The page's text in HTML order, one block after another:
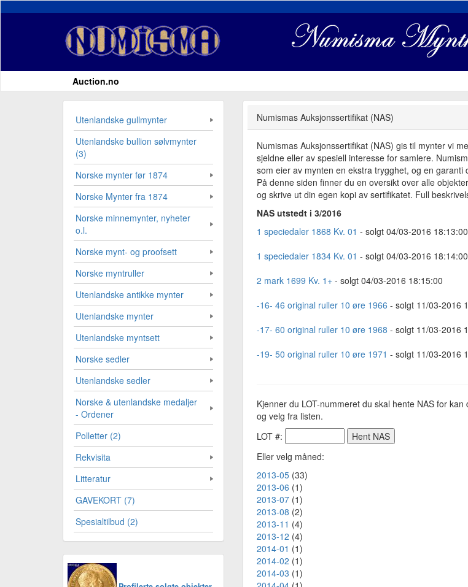
Auction.no
Utenlandske gullmynter
Utenlandske bullion sølvmynter
(3)
Norske mynter før 1874
Norske Mynter fra 1874
Norske minnemynter, nyheter
o.l.
Norske mynt- og proofsett
Norske myntruller
Utenlandske antikke mynter
Utenlandske mynter
Utenlandske myntsett
Norske sedler
Utenlandske sedler
Norske & utenlandske medaljer
- Ordener
Polletter (2)
Rekvisita
Litteratur
GAVEKORT (7)
Spesialtilbud (2)
Numismas Auksjonssertifikat (NAS)
Numismas Auksjonssertifikat (NAS) gis til mynter vi
sjeldne eller av spesiell interesse for samlere.
som eier av mynten en ekstra trygghet, og en
På denne siden finner du en oversikt over alle
og skrive ut din egen kopi av sertifikatet. Full
NAS utstedt i 3/2016
1 speciedaler 1868 Kv. 01 - solgt 04/03-2016 18:13:00
1 speciedaler 1834 Kv. 01 - solgt 04/03-2016 18:14:00
2 mark 1699 Kv. 1+- solgt 04/03-2016 18:15:00
-16- 46 original ruller 10 øre 1966 - solgt 11/03-2016
-17- 60 original ruller 10 øre 1968 - solgt 11/03-2016
-19- 50 original ruller 10 øre 1971 - solgt 11/03-2016
Kjenner du LOT-nummeret du skal hente NAS for
og velg fra listen.
LOT #:
Eller velg måned:
2013-05(33)
2013-06 (1)
2013-07(1)
2013-08 (2)
2013-11 (4)
2013-12 (4)
2014-01 (1)
2014-02 (1)
2014-03 (1)